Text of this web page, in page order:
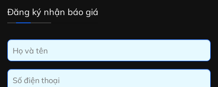
Đăng ký nhận báo giá